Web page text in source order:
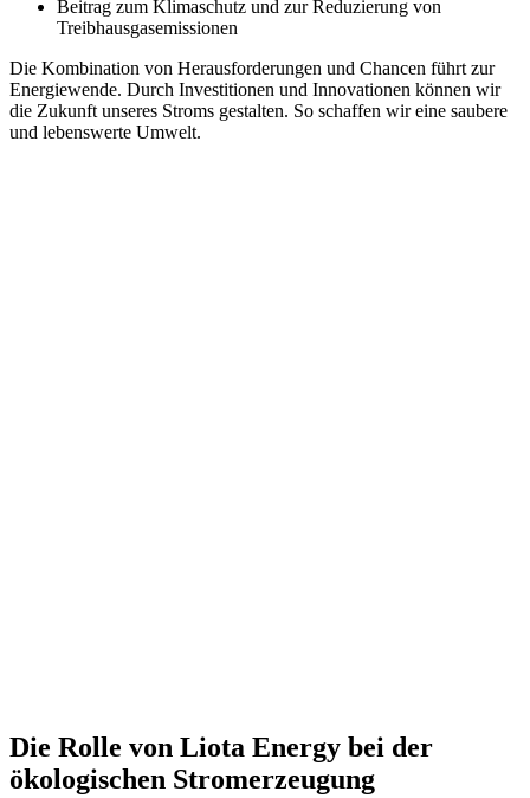
Beitrag zum Klimaschutz und zur Reduzierung von
Treibhausgasemissionen
Die Kombination von Herausforderungen und Chancen führt zur
Energiewende. Durch Investitionen und Innovationen können wir
die Zukunft unseres Stroms gestalten. So schaffen wir eine saubere
und lebenswerte Umwelt.
Die Rolle von Liota Energy bei der
ökologischen Stromerzeugung